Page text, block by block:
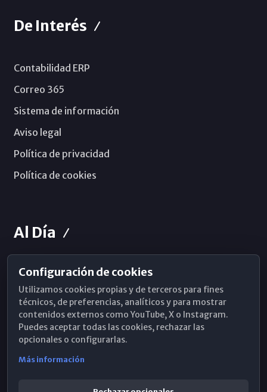
De Interés
Contabilidad ERP
Correo 365
Sistema de información
Aviso legal
Política de privacidad
Política de cookies
Al Día
Horarios de Misa
Hemeroteca
WhatsApp
Configuración de cookies
Utilizamos cookies propias y de terceros para fines
técnicos, de preferencias, analíticos y para mostrar
contenidos externos como YouTube, X o Instagram.
Puedes aceptar todas las cookies, rechazar las
opcionales o configurarlas.
Más información